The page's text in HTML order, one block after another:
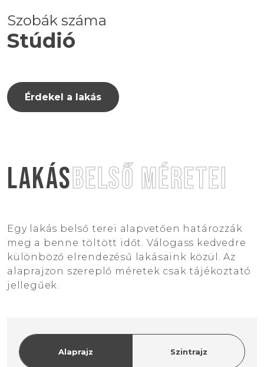
Szobák száma
Stúdió
Érdekel a lakás
LAKÁSBELSŐ MÉRETEI
Egy lakás belső terei alapvetően határozzák
meg a benne töltött időt. Válogass kedvedre
különböző elrendezésű lakásaink közül. Az
alaprajzon szereplő méretek csak tájékoztató
jellegűek.
Alaprajz Szintrajz